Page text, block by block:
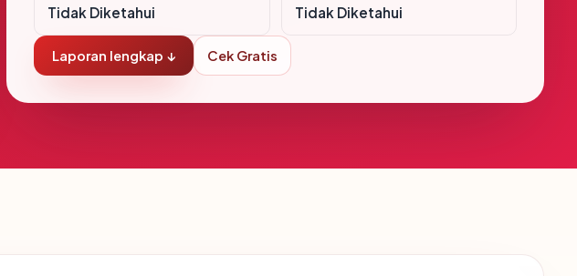
Tidak Diketahui Tidak Diketahui
Laporan lengkap ↓ Cek Gratis